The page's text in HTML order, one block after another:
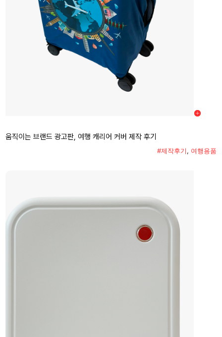
움직이는 브랜드 광고판, 여행 캐리어 커버 제작 후기
#제작후기, 여행용품